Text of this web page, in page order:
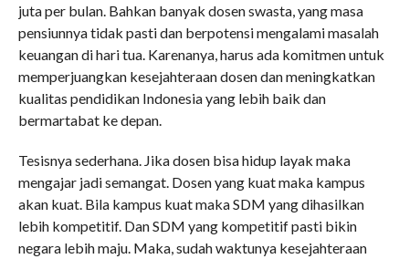
juta per bulan. Bahkan banyak dosen swasta, yang masa
pensiunnya tidak pasti dan berpotensi mengalami masalah
keuangan di hari tua. Karenanya, harus ada komitmen untuk
memperjuangkan kesejahteraan dosen dan meningkatkan
kualitas pendidikan Indonesia yang lebih baik dan
bermartabat ke depan.
Tesisnya sederhana. Jika dosen bisa hidup layak maka
mengajar jadi semangat. Dosen yang kuat maka kampus
akan kuat. Bila kampus kuat maka SDM yang dihasilkan
lebih kompetitif. Dan SDM yang kompetitif pasti bikin
negara lebih maju. Maka, sudah waktunya kesejahteraan